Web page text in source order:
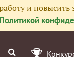
и повысить
Политикой